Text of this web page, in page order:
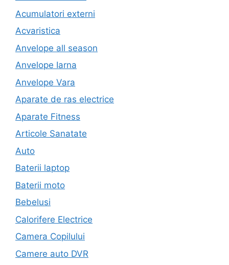
Acumulatori externi
Acvaristica
Anvelope all season
Anvelope Iarna
Anvelope Vara
Aparate de ras electrice
Aparate Fitness
Articole Sanatate
Auto
Baterii laptop
Baterii moto
Bebelusi
Calorifere Electrice
Camera Copilului
Camere auto DVR